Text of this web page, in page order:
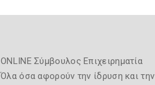
ONLINE Σύμβουλος Επιχειρηματία
Όλα όσα αφορούν την ίδρυση και την